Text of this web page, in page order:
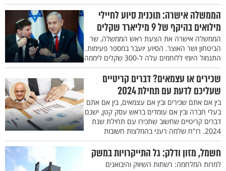
הממשלה אישרה: תוכנית סיוע לחיילי
מילואים בהיקף של 9 מיליארד שקלים
הממשלה אישרה את הצעת ראש הממשלה, שר
הביטחון ושר האוצר. הסיוע יועבר במספר פעימות.
התגמול היומי ללוחמים עלה ל-300 שקלים ליממה
שכירים או עצמאים? דברים קריטיים
שעליכם לדעת עם תחילת 2024
בין אם אתם שכירים ובין אם עצמאים, בין אם אתם
בעלי חברה ובין אם עומדים בראש עסק קטן, ישנם
דברים קריטיים שחשוב שתכירו עם תחילת שנת
2024. רו"ח שלמה רעני בהמלצות חשובות
חשמל, מזון ודלק: גל התייקרויות במשק
למרות המלחמה: רשתות השיווק והיבואנים